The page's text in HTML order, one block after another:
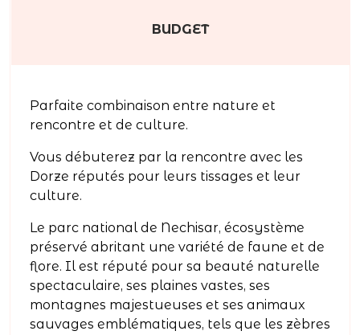
BUDGET
Parfaite combinaison entre nature et
rencontre et de culture.
Vous débuterez par la rencontre avec les
Dorze réputés pour leurs tissages et leur
culture.
Le parc national de Nechisar, écosystème
préservé abritant une variété de faune et de
flore. Il est réputé pour sa beauté naturelle
spectaculaire, ses plaines vastes, ses
montagnes majestueuses et ses animaux
sauvages emblématiques, tels que les zèbres